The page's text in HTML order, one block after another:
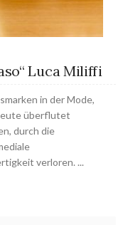
Luca Miliffi
in der Mode,
überflutet
durch die
verloren. ...